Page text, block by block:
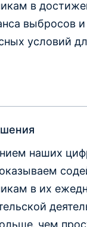
в
выбросов
условий
наших
в их
чем